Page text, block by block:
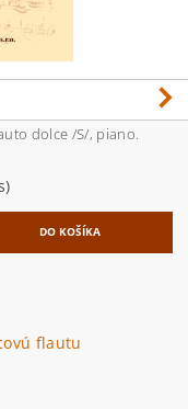
dolce /S/, piano.
flautu